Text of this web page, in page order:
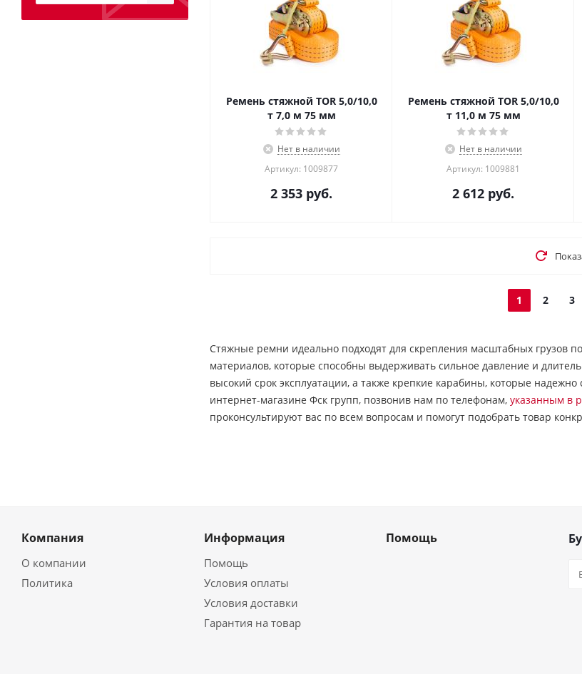
Ремень стяжной TOR 5,0/10,0
т 7,0 м 75 мм
Нет в наличии
Артикул: 1009877
2 353 руб.
Ремень стяжной TOR 5,0/10,0
т 11,0 м 75 мм
Нет в наличии
Артикул: 1009881
2 612 руб.
1 2 3
Стяжные ремни идеально подходят для скрепления масштабных грузов
материалов, которые способны выдерживать сильное давление и
высокий срок эксплуатации, а также крепкие карабины, которые
интернет-магазине Фск групп, позвонив нам по телефонам, указанным в
проконсультируют вас по всем вопросам и помогут подобрать товар
Компания
О компании
Политика
Информация
Помощь
Условия оплаты
Условия доставки
Гарантия на товар
Помощь